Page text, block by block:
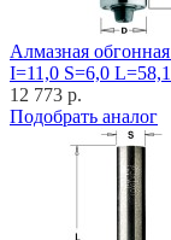
Алмазная
I=11,0 S=6,0
12 773 р.
Подобрать аналог